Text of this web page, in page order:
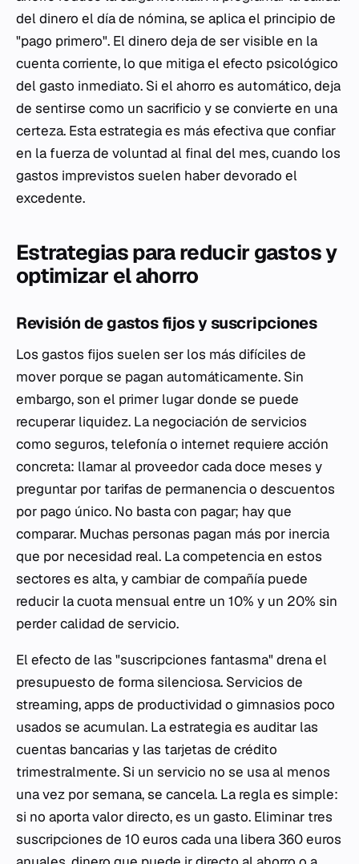
del dinero el día de nómina, se aplica el principio de
"pago primero". El dinero deja de ser visible en la
cuenta corriente, lo que mitiga el efecto psicológico
del gasto inmediato. Si el ahorro es automático, deja
de sentirse como un sacrificio y se convierte en una
certeza. Esta estrategia es más efectiva que confiar
en la fuerza de voluntad al final del mes, cuando los
gastos imprevistos suelen haber devorado el
excedente.
Estrategias para reducir gastos y
optimizar el ahorro
Revisión de gastos fijos y suscripciones
Los gastos fijos suelen ser los más difíciles de
mover porque se pagan automáticamente. Sin
embargo, son el primer lugar donde se puede
recuperar liquidez. La negociación de servicios
como seguros, telefonía o internet requiere acción
concreta: llamar al proveedor cada doce meses y
preguntar por tarifas de permanencia o descuentos
por pago único. No basta con pagar; hay que
comparar. Muchas personas pagan más por inercia
que por necesidad real. La competencia en estos
sectores es alta, y cambiar de compañía puede
reducir la cuota mensual entre un 10% y un 20% sin
perder calidad de servicio.
El efecto de las "suscripciones fantasma" drena el
presupuesto de forma silenciosa. Servicios de
streaming, apps de productividad o gimnasios poco
usados se acumulan. La estrategia es auditar las
cuentas bancarias y las tarjetas de crédito
trimestralmente. Si un servicio no se usa al menos
una vez por semana, se cancela. La regla es simple:
si no aporta valor directo, es un gasto. Eliminar tres
suscripciones de 10 euros cada una libera 360 euros